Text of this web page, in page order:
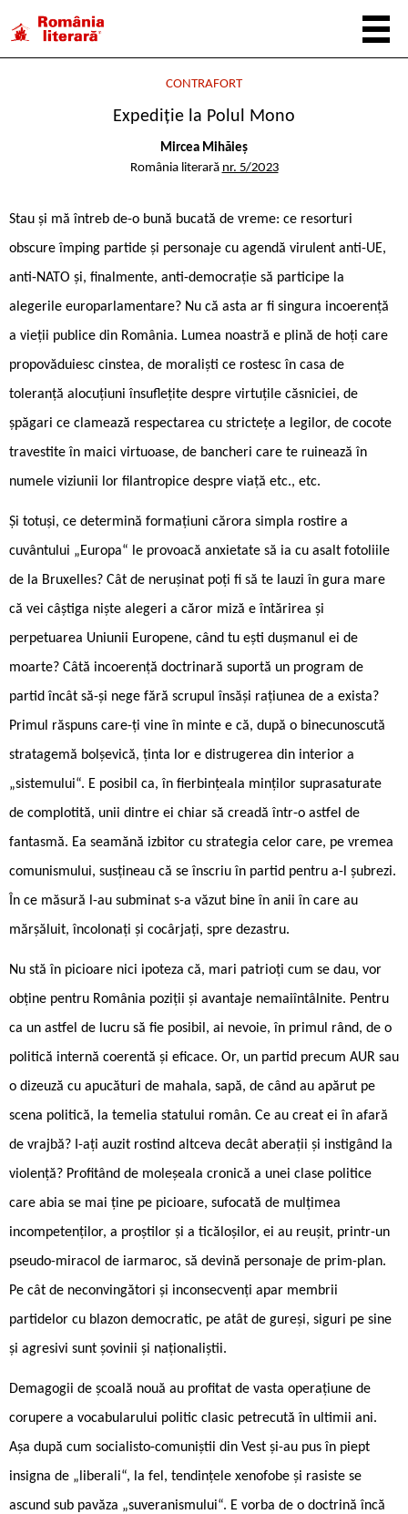
CONTRAFORT
Expediție la Polul Mono
Mircea Mihăieș
România literară nr. 5/2023
Stau și mă întreb de-o bună bucată de vreme: ce resorturi
obscure împing partide și personaje cu agendă virulent anti-UE,
anti-NATO și, finalmente, anti-democrație să participe la
alegerile europarlamentare? Nu că asta ar fi singura incoerență
a vieții publice din România. Lumea noastră e plină de hoți care
propovăduiesc cinstea, de moraliști ce rostesc în casa de
toleranță alocuțiuni însuflețite despre virtuțile căsniciei, de
șpăgari ce clamează respectarea cu strictețe a legilor, de cocote
travestite în maici virtuoase, de bancheri care te ruinează în
numele viziunii lor filantropice despre viață etc., etc.
Și totuși, ce determină formațiuni cărora simpla rostire a
cuvântului „Europa“ le provoacă anxietate să ia cu asalt fotoliile
de la Bruxelles? Cât de nerușinat poți fi să te lauzi în gura mare
că vei câștiga niște alegeri a căror miză e întărirea și
perpetuarea Uniunii Europene, când tu ești dușmanul ei de
moarte? Câtă incoerență doctrinară suportă un program de
partid încât să-și nege fără scrupul însăși rațiunea de a exista?
Primul răspuns care-ți vine în minte e că, după o binecunoscută
stratagemă bolșevică, ținta lor e distrugerea din interior a
„sistemului“. E posibil ca, în fierbințeala minților suprasaturate
de complotită, unii dintre ei chiar să creadă într-o astfel de
fantasmă. Ea seamănă izbitor cu strategia celor care, pe vremea
comunismului, susțineau că se înscriu în partid pentru a-l șubrezi.
În ce măsură l-au subminat s-a văzut bine în anii în care au
mărșăluit, încolonați și cocârjați, spre dezastru.
Nu stă în picioare nici ipoteza că, mari patrioți cum se dau, vor
obține pentru România poziții și avantaje nemaiîntâlnite. Pentru
ca un astfel de lucru să fie posibil, ai nevoie, în primul rând, de o
politică internă coerentă și eficace. Or, un partid precum AUR sau
o dizeuză cu apucături de mahala, sapă, de când au apărut pe
scena politică, la temelia statului român. Ce au creat ei în afară
de vrajbă? I-ați auzit rostind altceva decât aberații și instigând la
violență? Profitând de moleșeala cronică a unei clase politice
care abia se mai ține pe picioare, sufocată de mulțimea
incompetenților, a proștilor și a ticăloșilor, ei au reușit, printr-un
pseudo-miracol de iarmaroc, să devină personaje de prim-plan.
Pe cât de neconvingători și inconsecvenți apar membrii
partidelor cu blazon democratic, pe atât de gureși, siguri pe sine
și agresivi sunt șovinii și naționaliștii.
Demagogii de școală nouă au profitat de vasta operațiune de
corupere a vocabularului politic clasic petrecută în ultimii ani.
Așa după cum socialisto-comuniștii din Vest și-au pus în piept
insigna de „liberali“, la fel, tendințele xenofobe și rasiste se
ascund sub pavăza „suveranismului“. E vorba de o doctrină încă